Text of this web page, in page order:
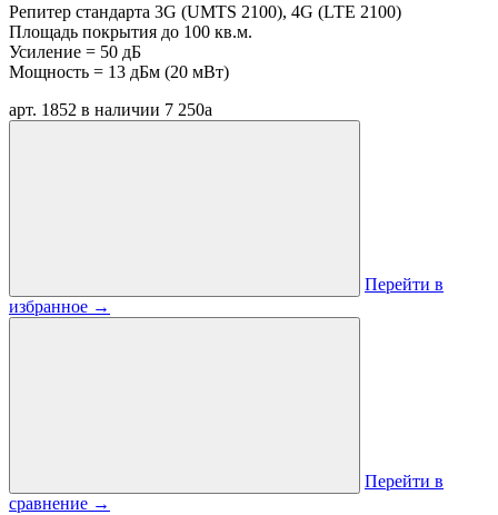
Репитер стандарта 3G (UMTS 2100), 4G (LTE 2100)
Площадь покрытия до 100 кв.м.
Усиление = 50 дБ
Мощность = 13 дБм (20 мВт)
арт. 1852 в наличии 7 250a
Перейти в
избранное →
Перейти в
сравнение →